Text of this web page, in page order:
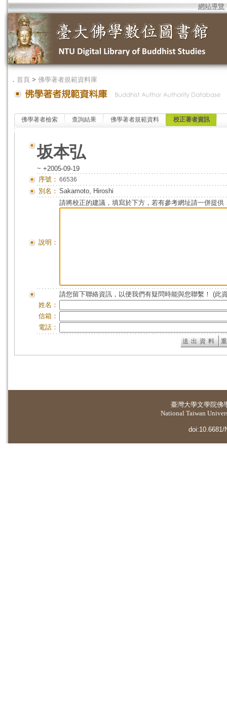
網站導覽
． 首頁 > 佛學著者規範資料庫
佛學著者檢索 查詢結果 佛學著者規範資料 校正著者資訊
坂本弘
~ +2005-09-19
序號： 66536
別名： Sakamoto, Hiroshi
說明：
請將校正的建議，填寫於下方，若有參考網址請一併提供
請您留下聯絡資訊，以便我們有疑問時能與您聯繫！ (此
姓名：
信箱：
電話：
臺灣大學文學院佛
National Taiwan
doi:10.6681/